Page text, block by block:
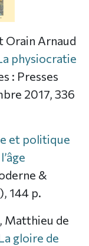
Orain Arnaud
physiocratie
: Presses
2017, 336
et politique
&
144 p.
Matthieu de
gloire de